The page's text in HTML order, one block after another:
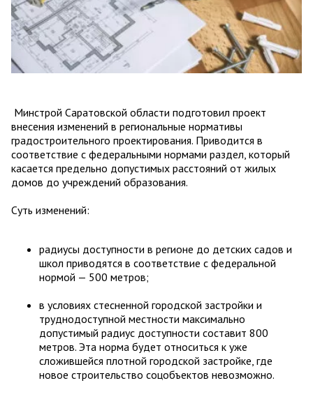
Минстрой Саратовской области подготовил проект
внесения изменений в региональные нормативы
градостроительного проектирования. Приводится в
соответствие с федеральными нормами раздел, который
касается предельно допустимых расстояний от жилых
домов до учреждений образования.
Суть изменений:
радиусы доступности в регионе до детских садов и
школ приводятся в соответствие с федеральной
нормой — 500 метров;
в условиях стесненной городской застройки и
труднодоступной местности максимально
допустимый радиус доступности составит 800
метров. Эта норма будет относиться к уже
сложившейся плотной городской застройке, где
новое строительство соцобъектов невозможно.